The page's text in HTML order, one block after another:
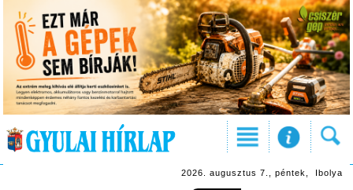
2026. augusztus 7., péntek, Ibolya